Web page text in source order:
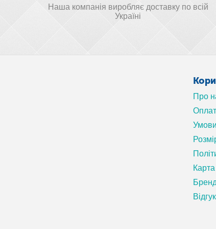
Наша компанія виробляє доставку по всій
Україні
Про